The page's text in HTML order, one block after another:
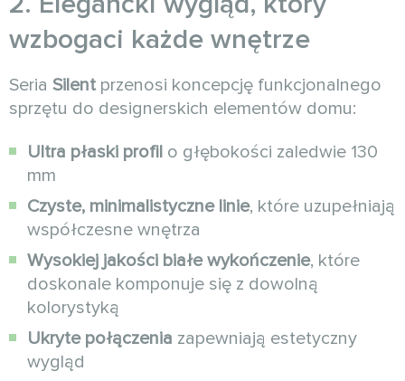
wzbogaci każde wnętrze
Seria Silent przenosi koncepcję funkcjonalnego
sprzętu do designerskich elementów domu:
Ultra płaski profil o głębokości zaledwie 130
mm
Czyste, minimalistyczne linie, które uzupełniają
współczesne wnętrza
Wysokiej jakości białe wykończenie, które
doskonale komponuje się z dowolną
kolorystyką
Ukryte połączenia zapewniają estetyczny
wygląd